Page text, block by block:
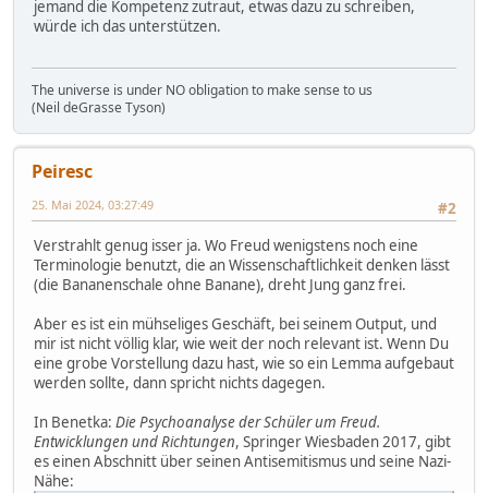
jemand die Kompetenz zutraut, etwas dazu zu schreiben,
würde ich das unterstützen.
The universe is under NO obligation to make sense to us
(Neil deGrasse Tyson)
Peiresc
#2
25. Mai 2024, 03:27:49
Verstrahlt genug isser ja. Wo Freud wenigstens noch eine
Terminologie benutzt, die an Wissenschaftlichkeit denken lässt
(die Bananenschale ohne Banane), dreht Jung ganz frei.
Aber es ist ein mühseliges Geschäft, bei seinem Output, und
mir ist nicht völlig klar, wie weit der noch relevant ist. Wenn Du
eine grobe Vorstellung dazu hast, wie so ein Lemma aufgebaut
werden sollte, dann spricht nichts dagegen.
In Benetka: Die Psychoanalyse der Schüler um Freud.
Entwicklungen und Richtungen, Springer Wiesbaden 2017, gibt
es einen Abschnitt über seinen Antisemitismus und seine Nazi-
Nähe: